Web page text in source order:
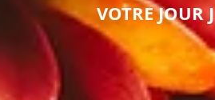
VOTRE JOUR J